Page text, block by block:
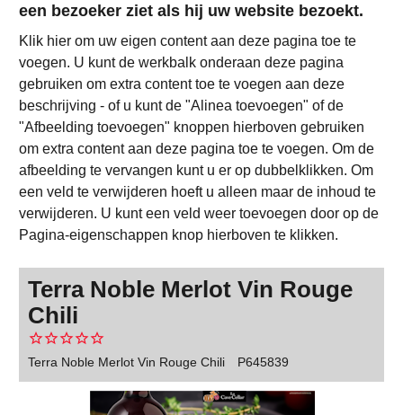
een bezoeker ziet als hij uw website bezoekt.
Klik hier om uw eigen content aan deze pagina toe te
voegen. U kunt de werkbalk onderaan deze pagina
gebruiken om extra content toe te voegen aan deze
beschrijving - of u kunt de "Alinea toevoegen" of de
"Afbeelding toevoegen" knoppen hierboven gebruiken
om extra content aan deze pagina toe te voegen. Om de
afbeelding te vervangen kunt u er op dubbelklikken. Om
een veld te verwijderen hoeft u alleen maar de inhoud te
verwijderen. U kunt een veld weer toevoegen door op de
Pagina-eigenschappen knop hierboven te klikken.
Terra Noble Merlot Vin Rouge
Chili
Terra Noble Merlot Vin Rouge Chili P645839